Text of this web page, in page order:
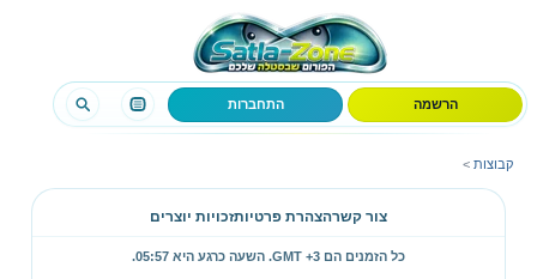
הרשמה התחברות
קבוצות >
צור קשרהצהרת פרטיותזכויות יוצרים
כל הזמנים הם GMT +3. השעה כרגע היא 05:57
.